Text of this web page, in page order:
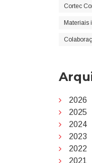
Cortec
Materiais
2026
2025
2024
2023
2022
2021